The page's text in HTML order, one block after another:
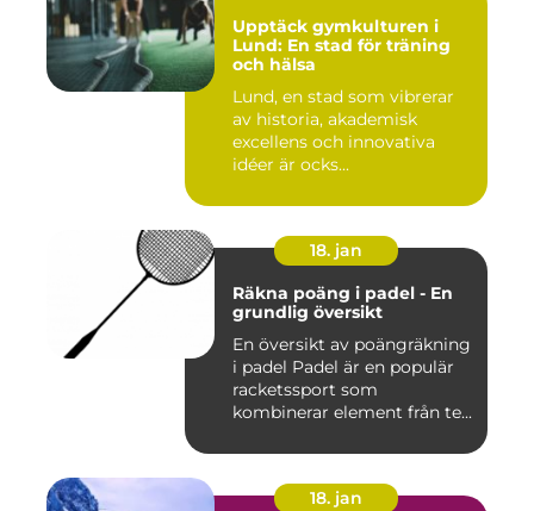
Upptäck gymkulturen i
Lund: En stad för träning
och hälsa
Lund, en stad som vibrerar
av historia, akademisk
excellens och innovativa
idéer är ocks...
18. jan
Räkna poäng i padel - En
grundlig översikt
En översikt av poängräkning
i padel Padel är en populär
racketssport som
kombinerar element från te...
18. jan